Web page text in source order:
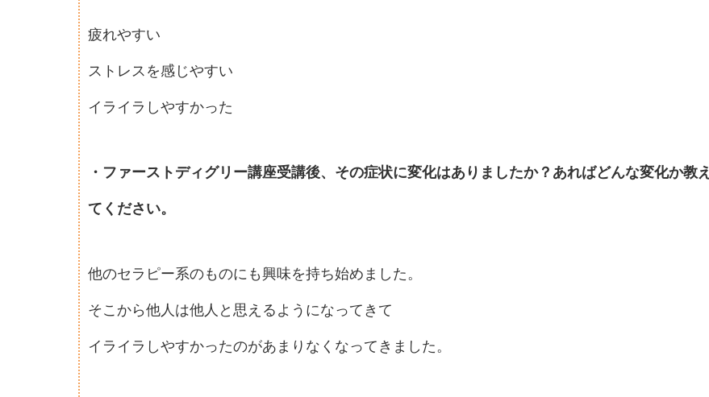
疲れやすい
ストレスを感じやすい
イライラしやすかった
・ファーストディグリー講座受講後、その症状に変化はありましたか？あればどんな変化か教え
てください。
他のセラピー系のものにも興味を持ち始めました。
そこから他人は他人と思えるようになってきて
イライラしやすかったのがあまりなくなってきました。